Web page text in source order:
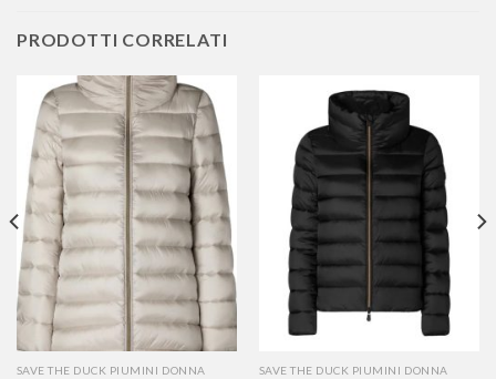
PRODOTTI CORRELATI
SAVE THE DUCK PIUMINI DONNA SAVE THE DUCK PIUMINI DONNA